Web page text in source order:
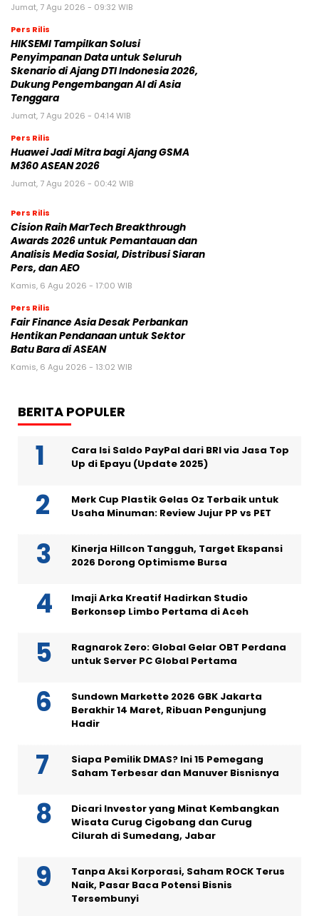
Jumat, 7 Agu 2026 - 09:32 WIB
Pers Rilis
HIKSEMI Tampilkan Solusi
Penyimpanan Data untuk Seluruh
Skenario di Ajang DTI Indonesia 2026,
Dukung Pengembangan AI di Asia
Tenggara
Jumat, 7 Agu 2026 - 04:14 WIB
Pers Rilis
Huawei Jadi Mitra bagi Ajang GSMA
M360 ASEAN 2026
Jumat, 7 Agu 2026 - 00:42 WIB
Pers Rilis
Cision Raih MarTech Breakthrough
Awards 2026 untuk Pemantauan dan
Analisis Media Sosial, Distribusi Siaran
Pers, dan AEO
Kamis, 6 Agu 2026 - 17:00 WIB
Pers Rilis
Fair Finance Asia Desak Perbankan
Hentikan Pendanaan untuk Sektor
Batu Bara di ASEAN
Kamis, 6 Agu 2026 - 13:02 WIB
BERITA POPULER
Cara Isi Saldo PayPal dari BRI via Jasa Top
Up di Epayu (Update 2025)
Merk Cup Plastik Gelas Oz Terbaik untuk
Usaha Minuman: Review Jujur PP vs PET
Kinerja Hillcon Tangguh, Target Ekspansi
2026 Dorong Optimisme Bursa
Imaji Arka Kreatif Hadirkan Studio
Berkonsep Limbo Pertama di Aceh
Ragnarok Zero: Global Gelar OBT Perdana
untuk Server PC Global Pertama
Sundown Markette 2026 GBK Jakarta
Berakhir 14 Maret, Ribuan Pengunjung
Hadir
Siapa Pemilik DMAS? Ini 15 Pemegang
Saham Terbesar dan Manuver Bisnisnya
Dicari Investor yang Minat Kembangkan
Wisata Curug Cigobang dan Curug
Cilurah di Sumedang, Jabar
Tanpa Aksi Korporasi, Saham ROCK Terus
Naik, Pasar Baca Potensi Bisnis
Tersembunyi